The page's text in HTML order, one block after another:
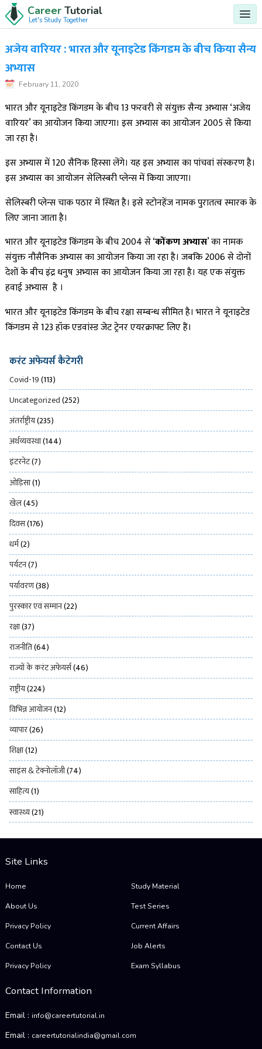
Career Tutorial
Let's Study Together
अजेय वारियर : भारत और यूनाइटेड किंगडम के बीच किया सैन्य
अभ्यास
February 11, 2020
भारत और यूनाइटेड किंगडम के बीच 13 फरवरी से संयुक्त सैन्य अभ्यास ‘अजेय
वारियर’ का आयोजन किया जाएगा। इस अभ्यास का आयोजन 2005 से किया
जा रहा है।
इस अभ्यास में 120 सैनिक हिस्सा लेंगे। यह इस अभ्यास का पांचवां संस्करण है।
इस अभ्यास का आयोजन सेलिस्बरी प्लेन्स में किया जाएगा।
सेलिस्बरी प्लेन्स चाक पठार में स्थित है। इसे स्टोनहेंज नामक पुरातत्व स्मारक के
लिए जाना जाता है।
भारत और यूनाइटेड किंगडम के बीच 2004 से ‘कोंकण अभ्यास’ का नामक
संयुक्त नौसैनिक अभ्यास का आयोजन किया जा रहा है। जबकि 2006 से दोनों
देशों के बीच इंद्र धनुष अभ्यास का आयोजन किया जा रहा है। यह एक संयुक्त
हवाई अभ्यास है ।
भारत और यूनाइटेड किंगडम के बीच रक्षा सम्बन्ध सीमित है। भारत ने यूनाइटेड
किंगडम से 123 हॉक एडवांस्ड जेट ट्रेनर एयरक्राफ्ट लिए हैं।
करंट अफेयर्स कैटेगरी
Covid-19(113)
Uncategorized(252)
अंतर्राष्ट्रीय(235)
अर्थव्यवस्था(144)
इंटरनेट(7)
ओड़िसा(1)
खेल(45)
दिवस(176)
धर्म(2)
पर्यटन(7)
पर्यावरण(38)
पुरस्कार एवं सम्मान(22)
रक्षा(37)
राजनीति(64)
राज्यों के करंट अफेयर्स(46)
राष्ट्रीय(224)
विभिन्न आयोजन(12)
व्यापार(26)
शिक्षा(12)
साइंस & टेक्नोलॉजी(74)
साहित्य(1)
स्वास्थ्य(21)
Site Links
Home
About Us
Privacy Policy
Contact Us
Privacy Policy
Study Material
Test Series
Current Affairs
Job Alerts
Exam Syllabus
Contact Information
Email : info@careertutorial.in
Email : careertutorialindia@gmail.com